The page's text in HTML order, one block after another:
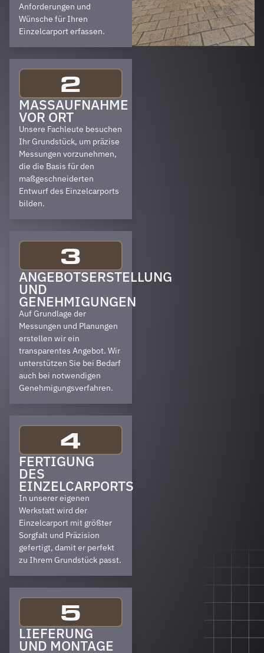
Anforderungen und
Wünsche für Ihren
Einzelcarport erfassen.
2
MASSAUFNAHME V
OR ORT
Unsere Fachleute besuchen
Ihr Grundstück, um präzise
Messungen vorzunehmen,
die die Basis für den
maßgeschneiderten
Entwurf des Einzelcarports
bilden.
3
ANGEBOTSERSTELLUNG
UND
GENEHMIGUNGEN
Auf Grundlage der
Messungen und Planungen
erstellen wir ein
transparentes Angebot. Wir
unterstützen Sie bei Bedarf
auch bei notwendigen
Genehmigungsverfahren.
4
FERTIGUNG
DES
EINZELCARPORTS
In unserer eigenen
Werkstatt wird der
Einzelcarport mit größter
Sorgfalt und Präzision
gefertigt, damit er perfekt
zu Ihrem Grundstück passt.
5
LIEFERUNG
UND MONTAGE